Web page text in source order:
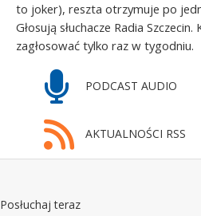
to joker), reszta otrzymuje po
Głosują słuchacze Radia Szczecin.
zagłosować tylko raz w tygodniu.
PODCAST AUDIO
AKTUALNOŚCI RSS
Posłuchaj teraz